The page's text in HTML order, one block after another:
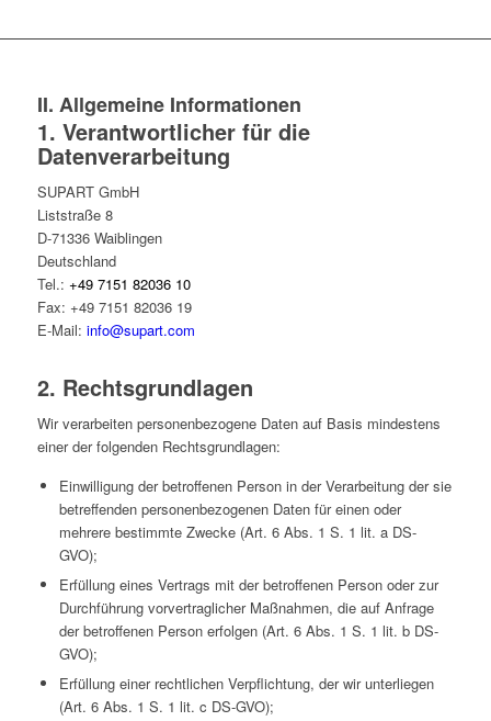
II. Allgemeine Informationen
1. Verantwortlicher für die
Datenverarbeitung
SUPART GmbH
Liststraße 8
D-71336 Waiblingen
Deutschland
Tel.: +49 7151 82036 10
Fax: +49 7151 82036 19
E-Mail: info@supart.com
2. Rechtsgrundlagen
Wir verarbeiten personenbezogene Daten auf Basis mindestens
einer der folgenden Rechtsgrundlagen:
Einwilligung der betroffenen Person in der Verarbeitung der sie
betreffenden personenbezogenen Daten für einen oder
mehrere bestimmte Zwecke (Art. 6 Abs. 1 S. 1 lit. a DS-
GVO);
Erfüllung eines Vertrags mit der betroffenen Person oder zur
Durchführung vorvertraglicher Maßnahmen, die auf Anfrage
der betroffenen Person erfolgen (Art. 6 Abs. 1 S. 1 lit. b DS-
GVO);
Erfüllung einer rechtlichen Verpflichtung, der wir unterliegen
(Art. 6 Abs. 1 S. 1 lit. c DS-GVO);